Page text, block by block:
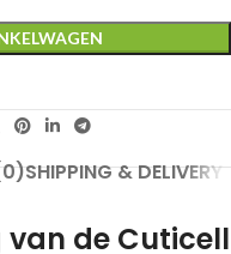
SHIPPING & DELIVERY
de Cuticell